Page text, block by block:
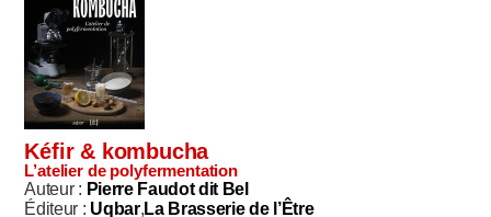
Kéfir & kombucha
L’atelier de polyfermentation
Auteur : Pierre Faudot dit Bel
Éditeur : Uqbar La Brasserie de l’Être